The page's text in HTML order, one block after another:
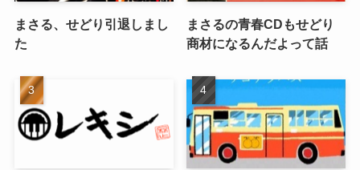
まさる、せどり引退しまし
た
まさるの青春CDもせどり
商材になるんだよって話